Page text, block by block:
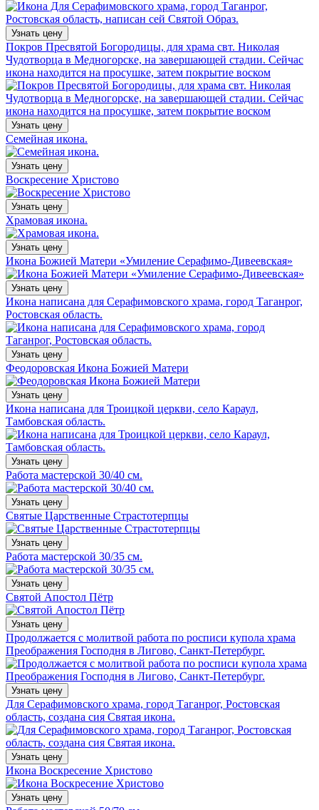
Узнать цену
Покров Пресвятой Богородицы, для храма свт. Николая
Чудотворца в Медногорске, на завершающей стадии. Сейчас
икона находится на просушке, затем покрытие воском
Узнать цену
Семейная икона.
Узнать цену
Воскресение Христово
Узнать цену
Храмовая икона.
Узнать цену
Икона Божией Матери «Умиление Серафимо-Дивеевская»
Узнать цену
Икона написана для Серафимовского храма, город Таганрог,
Ростовская область.
Узнать цену
Феодоровская Икона Божией Матери
Узнать цену
Икона написана для Троицкой церкви, село Караул,
Тамбовская область.
Узнать цену
Работа мастерской 30/40 см.
Узнать цену
Святые Царственные Страстотерпцы
Узнать цену
Работа мастерской 30/35 см.
Узнать цену
Святой Апостол Пётр
Узнать цену
Продолжается с молитвой работа по росписи купола храма
Преображения Господня в Лигово, Санкт-Петербург.
Узнать цену
Для Серафимовского храма, город Таганрог, Ростовская
область, создана сия Святая икона.
Узнать цену
Икона Воскресение Христово
Узнать цену